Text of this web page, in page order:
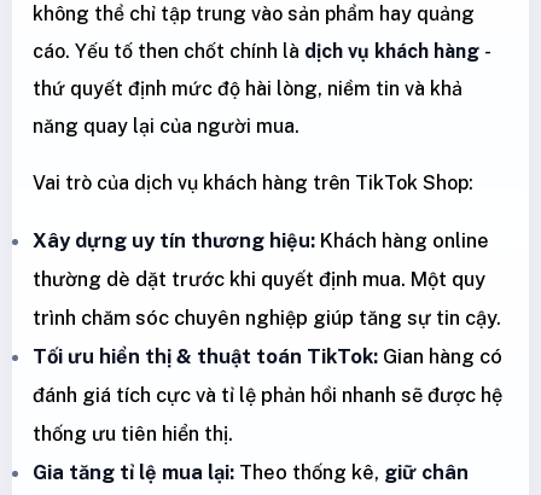
không thể chỉ tập trung vào sản phẩm hay quảng
cáo. Yếu tố then chốt chính là dịch vụ khách hàng -
thứ quyết định mức độ hài lòng, niềm tin và khả
năng quay lại của người mua.
Vai trò của dịch vụ khách hàng trên TikTok Shop:
Xây dựng uy tín thương hiệu: Khách hàng online
thường dè dặt trước khi quyết định mua. Một quy
trình chăm sóc chuyên nghiệp giúp tăng sự tin cậy.
Tối ưu hiển thị & thuật toán TikTok: Gian hàng có
đánh giá tích cực và tỉ lệ phản hồi nhanh sẽ được hệ
thống ưu tiên hiển thị.
Gia tăng tỉ lệ mua lại: Theo thống kê, giữ chân